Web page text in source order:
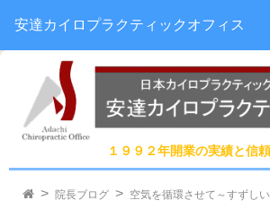
１９９２年開業の実績と信頼
安達カイロプラクティックオフィス
院長ブログ 空気を循環させて～すずし